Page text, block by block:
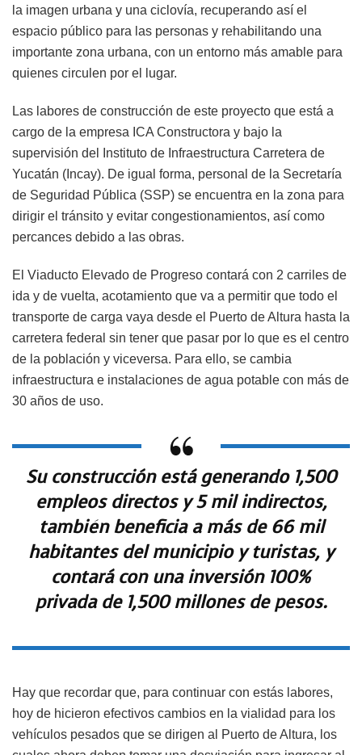
la imagen urbana y una ciclovía, recuperando así el
espacio público para las personas y rehabilitando una
importante zona urbana, con un entorno más amable para
quienes circulen por el lugar.
Las labores de construcción de este proyecto que está a
cargo de la empresa ICA Constructora y bajo la
supervisión del Instituto de Infraestructura Carretera de
Yucatán (Incay). De igual forma, personal de la Secretaría
de Seguridad Pública (SSP) se encuentra en la zona para
dirigir el tránsito y evitar congestionamientos, así como
percances debido a las obras.
El Viaducto Elevado de Progreso contará con 2 carriles de
ida y de vuelta, acotamiento que va a permitir que todo el
transporte de carga vaya desde el Puerto de Altura hasta la
carretera federal sin tener que pasar por lo que es el centro
de la población y viceversa. Para ello, se cambia
infraestructura e instalaciones de agua potable con más de
30 años de uso.
Su construcción está generando 1,500
empleos directos y 5 mil indirectos,
también beneficia a más de 66 mil
habitantes del municipio y turistas, y
contará con una inversión 100%
privada de 1,500 millones de pesos.
Hay que recordar que, para continuar con estás labores,
hoy de hicieron efectivos cambios en la vialidad para los
vehículos pesados que se dirigen al Puerto de Altura, los